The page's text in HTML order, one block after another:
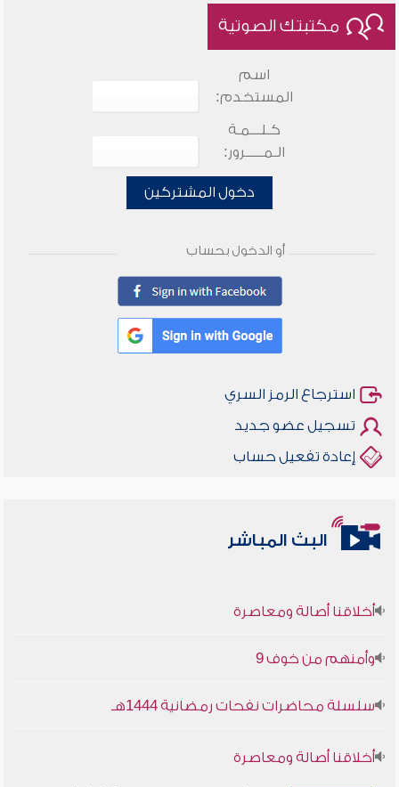
مكتبتك الصوتية
اسم
المستخدم:
كـلـــمـة
الـمـــــرور:
دخول المشتركين
أو الدخول بحساب
استرجاع الرمز السري
تسجيل عضو جديد
إعادة تفعيل حساب
البث المباشر
أخلاقنا أصالة ومعاصرة
وأمنهم من خوف 9
سلسلة محاضرات نفحات رمضانية 1444هـ
أخلاقنا أصالة ومعاصرة